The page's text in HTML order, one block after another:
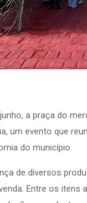
a praça do
um evento que
do município.
de diversos
Entre os